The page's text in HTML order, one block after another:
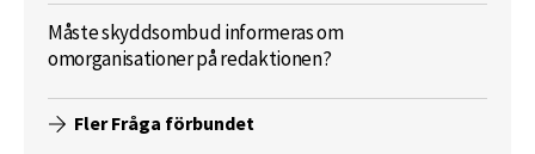
Måste skyddsombud informeras om
omorganisationer på redaktionen?
Fler Fråga förbundet